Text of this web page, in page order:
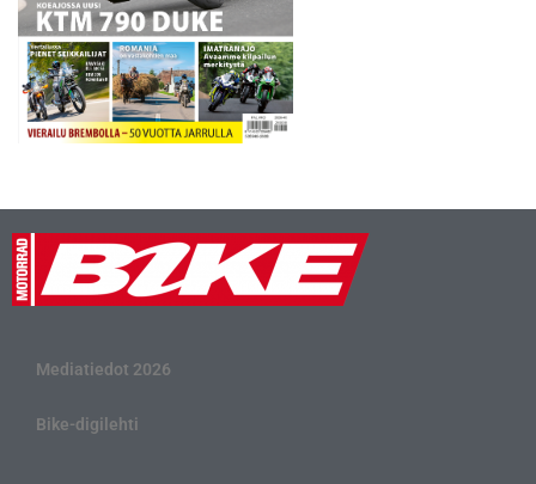
Mediatiedot 2026
Bike-digilehti